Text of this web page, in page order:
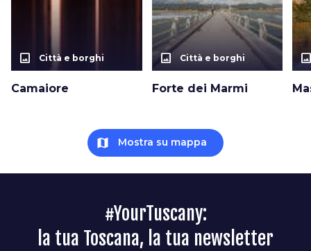
photo_size_select_actual Città e borghi
Camaiore
photo_size_select_actual Città e borghi
Forte dei Marmi
map Mostra su mappa
#YourTuscany:
la tua Toscana, la tua newsletter